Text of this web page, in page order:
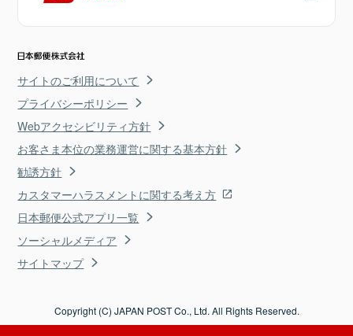
サイトのご利用について
プライバシーポリシー
Webアクセシビリティ方針
お客さま本位の業務運営に関する基本方針
勧誘方針
カスタマーハラスメントに関する考え方
日本郵便公式アプリ一覧
ソーシャルメディア
サイトマップ
Copyright (C) JAPAN POST Co., Ltd. All Rights Reserved.